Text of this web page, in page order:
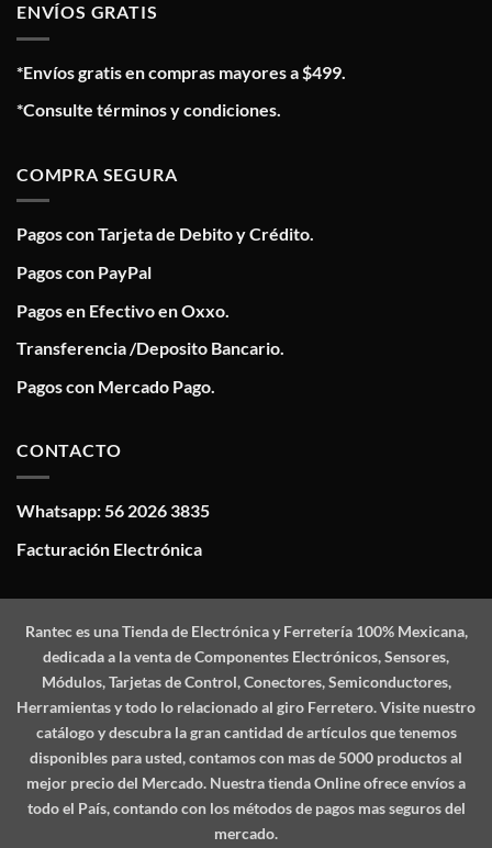
ENVÍOS GRATIS
*Envíos gratis en compras mayores a $499.
*Consulte términos y condiciones.
COMPRA SEGURA
Pagos con Tarjeta de Debito y Crédito.
Pagos con PayPal
Pagos en Efectivo en Oxxo.
Transferencia /Deposito Bancario.
Pagos con Mercado Pago.
CONTACTO
Whatsapp: 56 2026 3835
Facturación Electrónica
Ranteces una Tienda de Electrónica y Ferretería 100% Mexicana,
dedicada a la venta de Componentes Electrónicos, Sensores,
Módulos, Tarjetas de Control, Conectores, Semiconductores,
Herramientas y todo lo relacionado al giro Ferretero. Visite nuestro
catálogo y descubra la gran cantidad de artículos que tenemos
disponibles para usted, contamos con mas de 5000 productos al
mejor precio del Mercado. Nuestra tienda Online ofrece envíos a
todo el País, contando con los métodos de pagos mas seguros del
mercado.